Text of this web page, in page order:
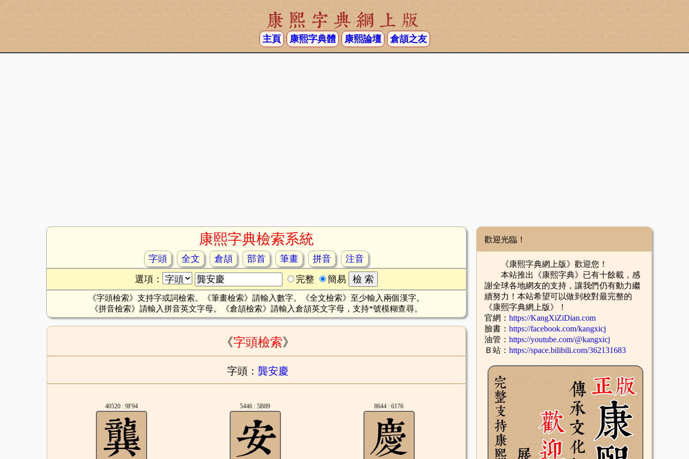
康熙字典網上版
主頁 康熙字典體 康熙論壇 倉頡之友
康熙字典檢索系統
字頭 全文 倉頡 部首 筆畫 拼音
注音
選項：
完整 簡易
《字頭檢索》支持字或詞檢索。《筆畫檢索》請輸入數字。《全文檢索》至少輸入兩個漢字。
《拼音檢索》請輸入拼音英文字母。《倉頡檢索》請輸入倉頡英文字母，支持*號模糊查尋。
《字頭檢索》
字頭： 龔安慶
40520 : 9F94 5446 : 5B89 8644 : 6176
歡迎光臨！
《康熙字典網上版》歡迎您！
本站推出《康熙字典》已有十餘載，感
謝全球各地網友的支持，讓我們仍有動力繼
續努力！本站希望可以做到校對最完整的
《康熙字典網上版》！
官網： https://KangXiZiDian.com
臉書： https://facebook.com/kangxicj
油管： https://youtube.com/@kangxicj
Ｂ站： https://space.bilibili.com/362131683